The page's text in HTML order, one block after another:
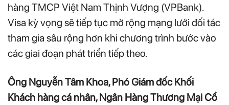
hàng TMCP Việt Nam Thịnh Vượng (VPBank).
Visa kỳ vọng sẽ tiếp tục mở rộng mạng lưới đối tác
tham gia sâu rộng hơn khi chương trình bước vào
các giai đoạn phát triển tiếp theo.
Ông Nguyễn Tâm Khoa, Phó Giám đốc Khối
Khách hàng cá nhân, Ngân Hàng Thương Mại Cổ